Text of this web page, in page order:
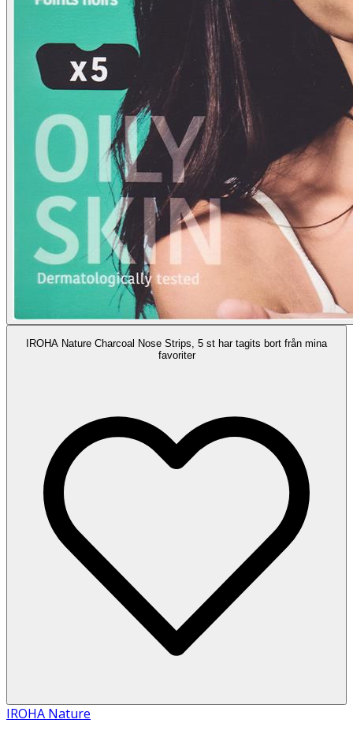
IROHA Nature Charcoal Nose Strips, 5 st har tagits bort från mina
favoriter
IROHA Nature